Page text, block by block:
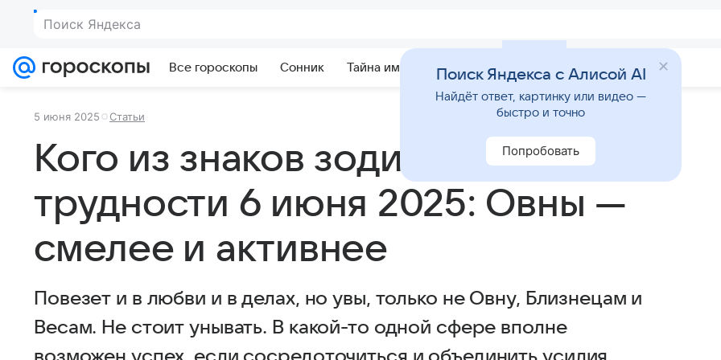
Все гороскопы Сонник Тайна имени Гадания Приметы
5 июня 2025 Статьи
Кого из знаков зодиака ждут
трудности 6 июня 2025: Овны —
смелее и активнее
Повезет и в любви и в делах, но увы, только не Овну, Близнецам и
Весам. Не стоит унывать. В какой-то одной сфере вполне
Поиск Яндекса с Алисой AI
Найдёт ответ, картинку или видео —
быстро и точно
Попробовать